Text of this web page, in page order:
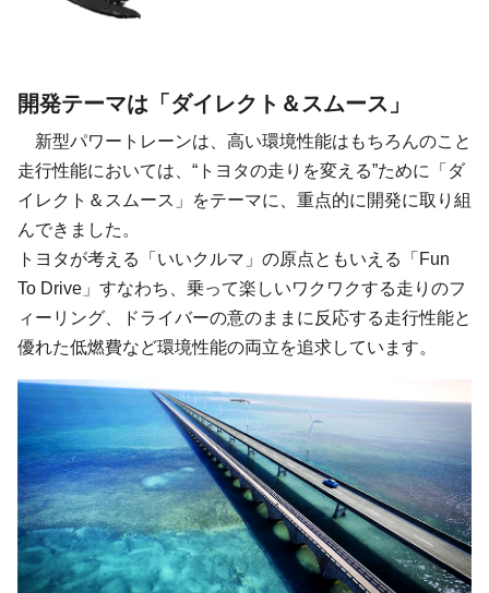
開発テーマは「ダイレクト＆スムース」
新型パワートレーンは、高い環境性能はもちろんのこと
走行性能においては、“トヨタの走りを変える”ために「ダ
イレクト＆スムース」をテーマに、重点的に開発に取り組
んできました。
トヨタが考える「いいクルマ」の原点ともいえる「Fun
To Drive」すなわち、乗って楽しいワクワクする走りのフ
ィーリング、ドライバーの意のままに反応する走行性能と
優れた低燃費など環境性能の両立を追求しています。